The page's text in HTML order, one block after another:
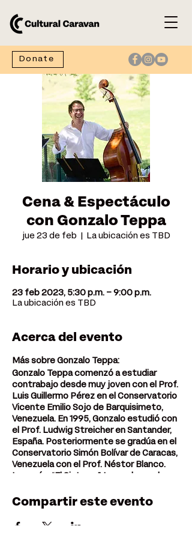
Donate
Cena & Espectáculo
con Gonzalo Teppa
jue 23 de feb La ubicación es TBD
Horario y ubicación
23 feb 2023, 5:30 p.m. – 9:00 p.m.
La ubicación es TBD
Acerca del evento
Más sobre Gonzalo Teppa:
Gonzalo Teppa comenzó a estudiar
contrabajo desde muy joven con el Prof.
Luis Guillermo Pérez en el Conservatorio
Vicente Emilio Sojo de Barquisimeto,
Venezuela. En 1995, Gonzalo estudió con
el Prof. Ludwig Streicher en Santander,
España. Posteriormente se gradúa en el
Conservatorio Simón Bolívar de Caracas,
Venezuela con el Prof. Néstor Blanco.
con el director Gustavo Dudamel. El Sr.
Teppa obtuvo
su Licenciatura en Música en CU, Boulder
Compartir este evento